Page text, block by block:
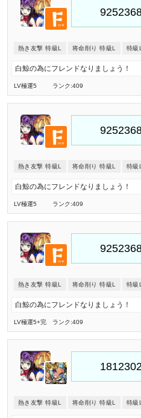
熱き友撃 特級L 将命削り 特級L 特級L
白鯨の為にフレンドなりましょう！
LV極運5 ランク:409
熱き友撃 特級L 将命削り 特級L 特級L
白鯨の為にフレンドなりましょう！
LV極運5 ランク:409
熱き友撃 特級L 将命削り 特級L 特級L
白鯨の為にフレンドなりましょう！
LV極運5+完 ランク:409
熱き友撃 特級L 将命削り 特級L 特級L